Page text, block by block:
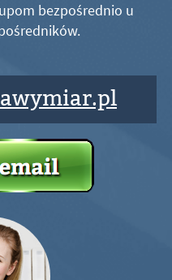
bezpośrednio u